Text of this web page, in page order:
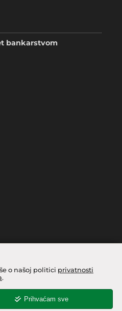
o našoj politici privatnosti
.
Prihvaćam sve
bankarstvom
svi navedeni podaci i slike
i podložne su
cijena u našim
moguća je manja